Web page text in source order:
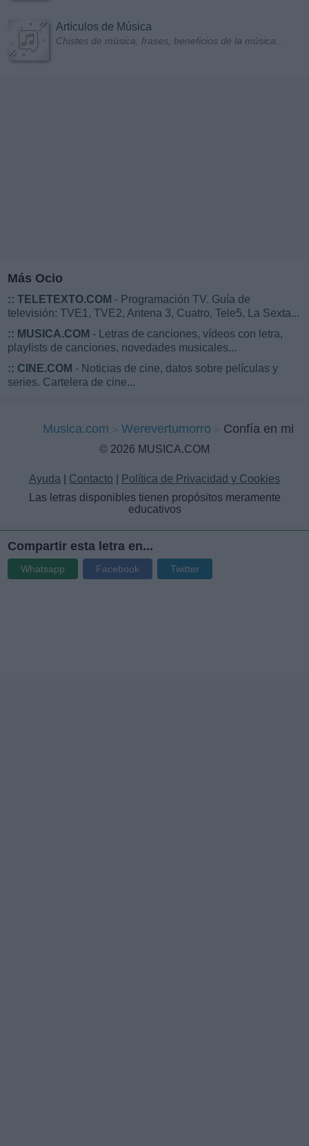
Artículos de Música
Chistes de música, frases, beneficios de la música...
Más Ocio
:: TELETEXTO.COM - Programación TV. Guía de
televisión: TVE1, TVE2, Antena 3, Cuatro, Tele5, La Sexta...
:: MUSICA.COM - Letras de canciones, vídeos con letra,
playlists de canciones, novedades musicales...
:: CINE.COM - Noticias de cine, datos sobre películas y
series. Cartelera de cine...
Musica.com Werevertumorro Confía en mi
© 2026 MUSICA.COM
Ayuda Contacto
Política de Privacidad y Cookies
Las letras disponibles tienen propósitos meramente
educativos
Compartir esta letra en...
Whatsapp Facebook Twitter